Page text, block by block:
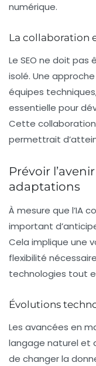
numérique.
La collaboration
Le SEO ne doit
isolé. Une
équipes
essentielle pour
Cette
permettrait
Prévoir
adaptations
À mesure que l’IA
important
Cela implique une
flexibilité
technologies tout
Évolutions
Les avancées en
langage naturel et
de changer la